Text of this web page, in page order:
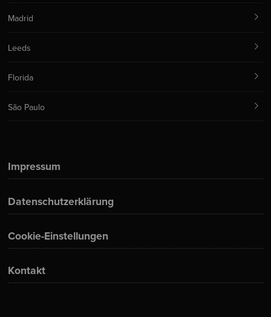
Impressum
Datenschutzerklärung
Cookie-Einstellungen
Kontakt
Madrid
Leeds
Florida
São Paulo